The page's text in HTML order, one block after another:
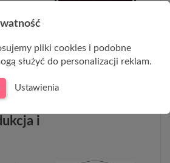
biały
g/m²
000 cykli
i
pliki cookies i podobne
służyć do personalizacji reklam.
Ustawienia